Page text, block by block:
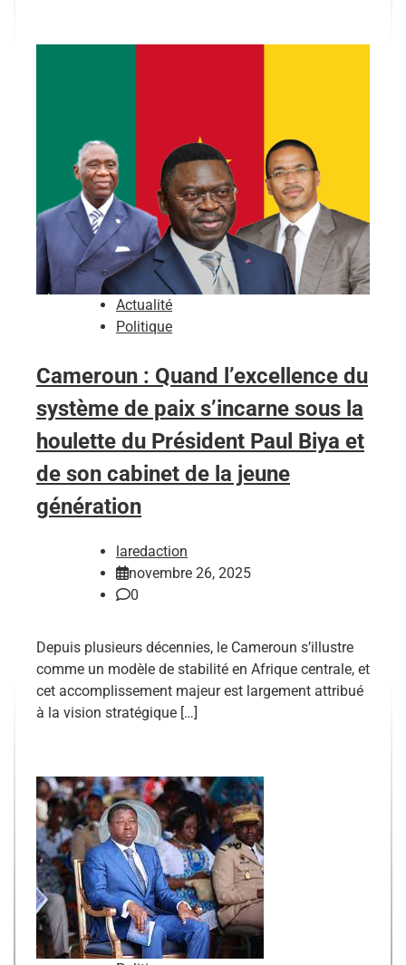
Actualité
Politique
Cameroun : Quand l’excellence du
système de paix s’incarne sous la
houlette du Président Paul Biya et
de son cabinet de la jeune
génération
laredaction
novembre 26, 2025
0
Depuis plusieurs décennies, le Cameroun s’illustre
comme un modèle de stabilité en Afrique centrale, et
cet accomplissement majeur est largement attribué
à la vision stratégique […]